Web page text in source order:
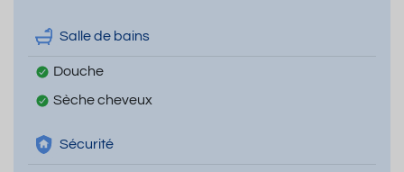
Salle de bains
Douche
Sèche cheveux
Sécurité